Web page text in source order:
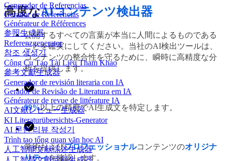
Generador de Referencias
Gerador de Referências
Générateur de Références
参照生成器
Referenzgenerator
참조 생성기
Công Cụ Tạo Tài Liệu Tham Khảo
參考文獻生成器
Generador de revisión literaria con IA
Gerador de Revisão de Literatura em IA
Générateur de revue de littérature IA
AI文献レビュー生成器
KI Literaturübersichts-Generator
AI 문헌 리뷰 작성기
Trình tạo tổng quan văn học AI
人工智能文献综述生成器
高度なAIコンテンツ検出器
公開するすべての言葉が本当に人間によるものである
ことを確実にしてください。当社のAI検出ツールは、
コンテンツの整合性を守るために、瞬時に高精度な分
析を提供します。
99%以上の精度でAI生成文を特定します。
学術およびプロフェッショナルコンテンツのオリジナ
リティを確認します。